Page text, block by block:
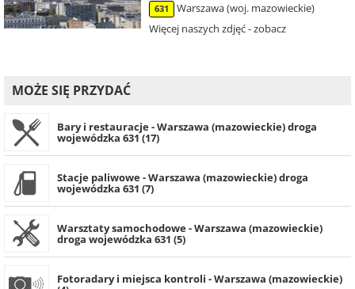
631
Warszawa (woj. mazowieckie)
Więcej naszych zdjęć - zobacz
MOŻE SIĘ PRZYDAĆ
Bary i restauracje - Warszawa (mazowieckie) droga
wojewódzka 631 (17)
Stacje paliwowe - Warszawa (mazowieckie) droga
wojewódzka 631 (7)
Warsztaty samochodowe - Warszawa (mazowieckie)
droga wojewódzka 631 (5)
Fotoradary i miejsca kontroli - Warszawa (mazowieckie)